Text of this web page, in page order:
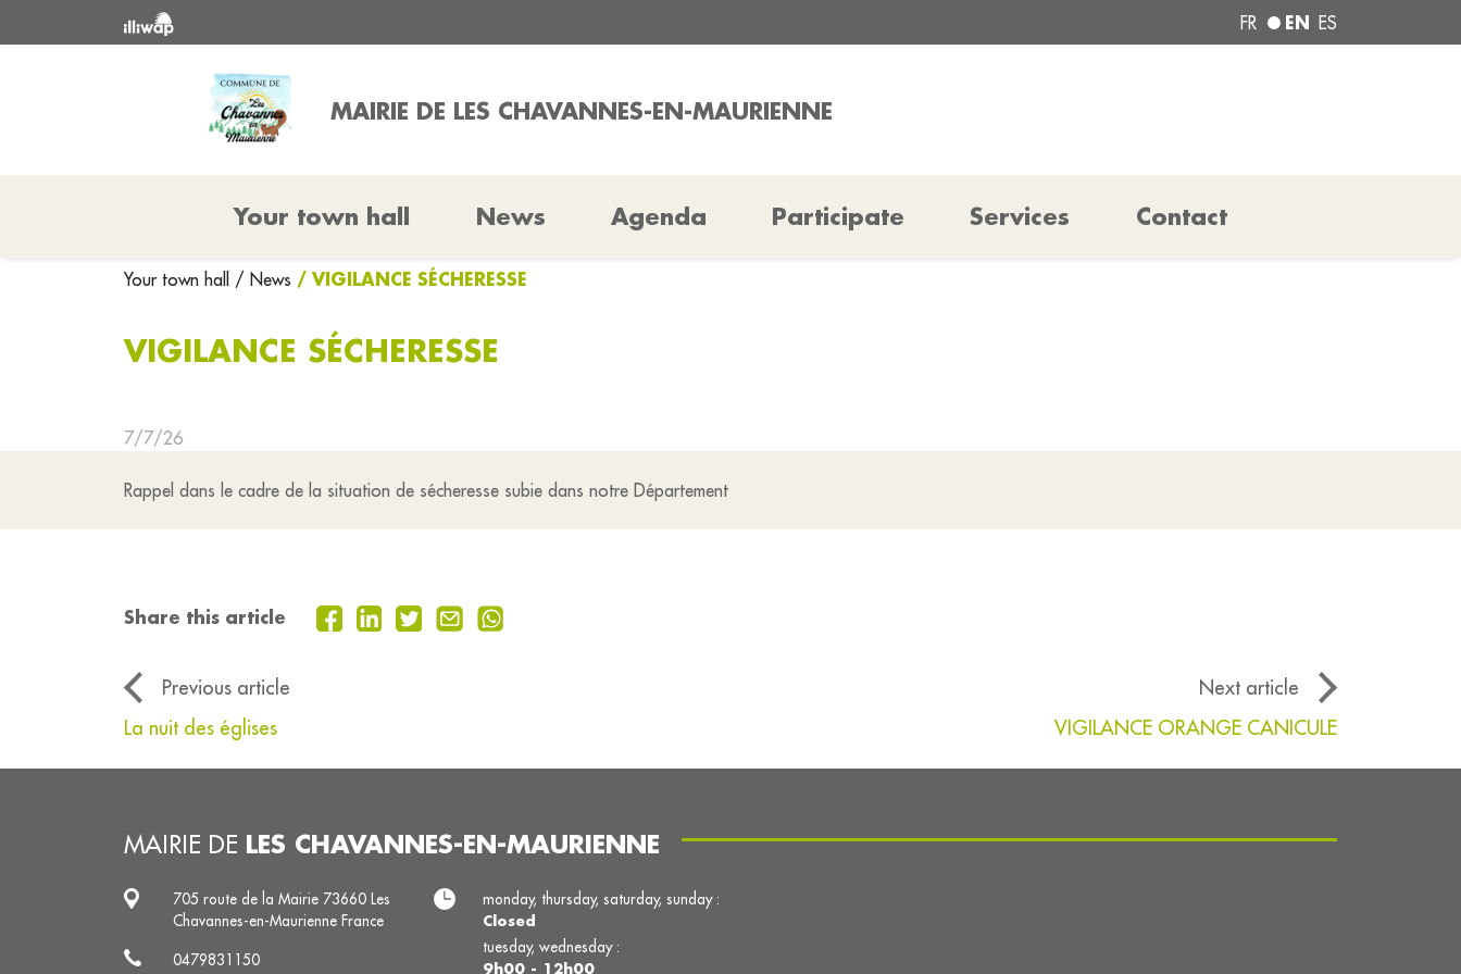
FR EN ES
MAIRIE DE LES CHAVANNES-EN-MAURIENNE
Your town hall News Agenda Participate Services Contact
Your town hall / News / VIGILANCE SÉCHERESSE
VIGILANCE SÉCHERESSE
7/7/26
Rappel dans le cadre de la situation de sécheresse subie dans notre Département
Share this article
Previous article
Next article
La nuit des églises
VIGILANCE ORANGE CANICULE
MAIRIE DE LES CHAVANNES-EN-MAURIENNE
705 route de la Mairie 73660 Les
Chavannes-en-Maurienne France
0479831150
monday, thursday, saturday, sunday :
Closed
tuesday, wednesday :
9h00 - 12h00